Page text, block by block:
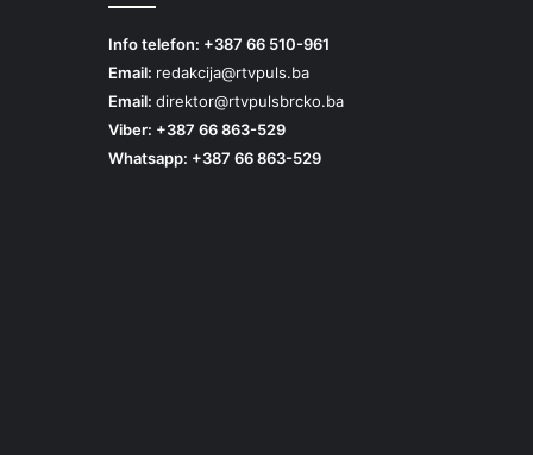
Info telefon: +387 66 510-961
Email: redakcija@rtvpuls.ba
Email: direktor@rtvpulsbrcko.ba
Viber: +387 66 863-529
Whatsapp: +387 66 863-529